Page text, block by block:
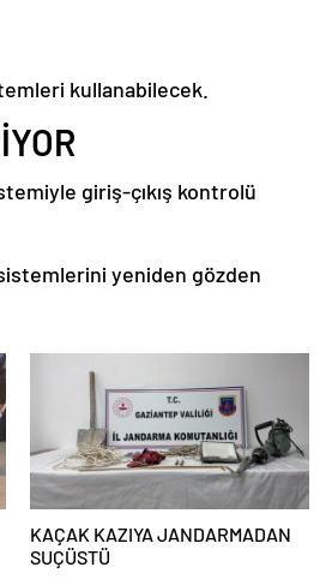
kullanabilecek.
giriş-çıkış kontrolü
yeniden gözden
KAÇAK KAZIYA JANDARMADAN
SUÇÜSTÜ